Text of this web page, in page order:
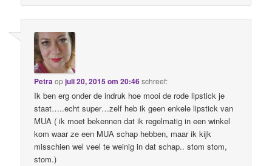
Petraopjuli 20, 2015 om 20:46schreef:
Ik ben erg onder de indruk hoe mooi de rode lipstick je
staat…..echt super…zelf heb ik geen enkele lipstick van
MUA ( ik moet bekennen dat ik regelmatig in een winkel
kom waar ze een MUA schap hebben, maar ik kijk
misschien wel veel te weinig in dat schap.. stom stom,
stom.)